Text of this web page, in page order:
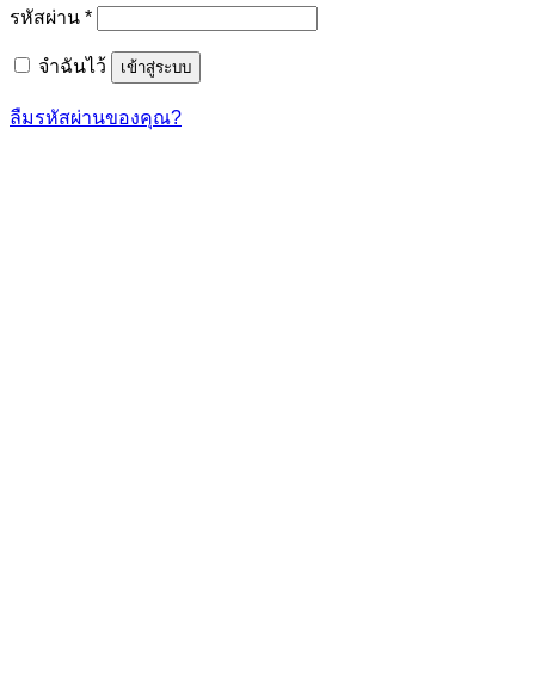
รหัสผ่าน *ต้องการ
จำฉันไว้ เข้าสู่ระบบ
ลืมรหัสผ่านของคุณ?